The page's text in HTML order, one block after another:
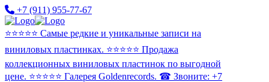
+7 (911) 955-77-67
⭐️⭐️⭐️⭐️⭐️ Самые редкие и уникальные записи на
виниловых пластинках. ⭐️⭐️⭐️⭐️⭐️ Продажа
коллекционных виниловых пластинок по выгодной
цене. ⭐️⭐️⭐️⭐️⭐️ Галерея Goldenrecords. ☎ Звоните: +7